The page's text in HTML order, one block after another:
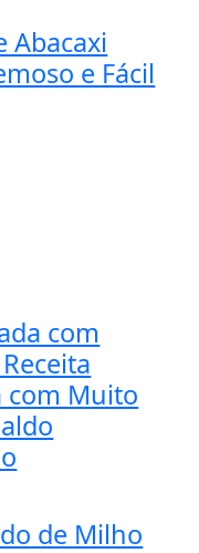
Abacaxi
e Fácil
com
com Muito
de Milho